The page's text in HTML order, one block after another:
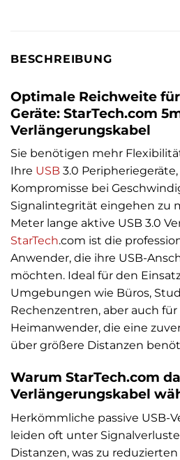
BESCHREIBUNG
Optimale Reichweite für
Geräte: StarTech.com
Verlängerungskabel
Sie benötigen mehr
Ihre USB 3.0
Kompromisse bei
Signalintegrität eingehen zu
Meter lange aktive USB 3.0
StarTech.com ist die
Anwender, die ihre USB-
möchten. Ideal für den
Umgebungen wie Büros,
Rechenzentren, aber auch
Heimanwender, die eine
über größere Distanzen
Warum StarTech.com
Verlängerungskabel
Herkömmliche passive USB-
leiden oft unter
Distanzen, was zu